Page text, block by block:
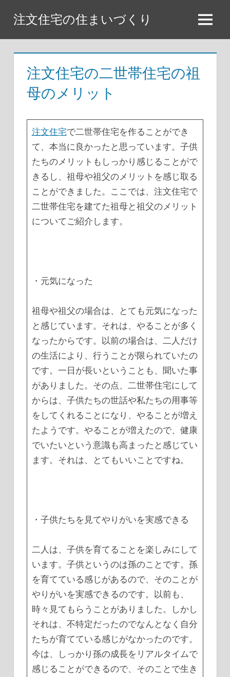
テ
注文住宅の住まいづくり
メ
ニ
ュ
ー
注文住宅の二世帯住宅の祖
母のメリット
注文住宅で二世帯住宅を作ることができ
て、本当に良かったと思っています。子供
たちのメリットもしっかり感じることがで
きるし、祖母や祖父のメリットを感じ取る
ことができました。ここでは、注文住宅で
二世帯住宅を建てた祖母と祖父のメリット
についてご紹介します。
・元気になった
祖母や祖父の場合は、とても元気になった
と感じています。それは、やることが多く
なったからです。以前の場合は、二人だけ
の生活により、行うことが限られていたの
です。一日が長いということも、聞いた事
がありました。その点、二世帯住宅にして
からは、子供たちの世話や私たちの用事等
をしてくれることになり、やることが増え
たようです。やることが増えたので、健康
でいたいという意識も高まったと感じてい
ます。それは、とてもいいことですね。
・子供たちを見てやりがいを実感できる
二人は、子供を育てることを楽しみにして
います。子供というのは孫のことです。孫
を育てている感じがあるので、そのことが
やりがいを実感できるのです。以前も、
時々見てもらうことがありました。しかし
それは、不特定だったのでなんとなく自分
たちが育てている感じがなかったのです。
今は、しっかり孫の成長をリアルタイムで
感じることができるので、そのことで生き